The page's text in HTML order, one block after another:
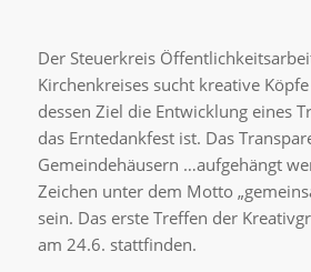
Der Steuerkreis
Kirchenkreises sucht kreative
dessen Ziel die Entwicklung eines
das Erntedankfest ist. Das
Gemeindehäusern …aufgehängt
Zeichen unter dem Motto
sein. Das erste Treffen der
am 24.6. stattfinden.